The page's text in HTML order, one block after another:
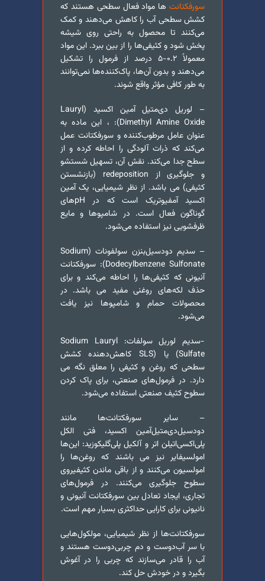
سورفکتانت‌ها مواد فعال سطحی هستند که
کشش سطحی آب را کاهش می‌دهند و کمک
می‌کنند تا محصول به راحتی روی شیشه
پخش شود و کثیفی‌ها را از بین ببرد. این مواد
معمولاً ۰.۲-۵ درصد از فرمول را تشکیل
می‌دهند و بدون آن‌ها، پاک‌کننده‌ها نمی‌توانند
به طور کافی مؤثر واقع شوند.
– لوریل دی‌متیل آمین اکسید (Lauryl
Dimethyl Amine Oxide): ، این ماده به
عنوان عامل مرطوب‌کننده و سورفکتانت عمل
می‌کند که ذرات آلودگی را احاطه کرده و از
سطح جدا می‌کند. نقش آن، تسهیل شستشو
و جلوگیری از redeposition (بازنشستن
کثیفی) می باشد. از نظر شیمیایی، یک آمین
اکسید آمفیوتریک است که در pH‌های
گوناگون فعال است. در شامپوها و مایع
ظرفشویی نیز استفاده می‌شود.
– سدیم دودسیل‌بنزن سولفونات (Sodium
Dodecylbenzene Sulfonate): سورفکتانت
آنیونی که کثیفی‌ها را احاطه می‌کند و برای
حذف لکه‌های روغنی مفید می باشد. در
محصولات حمام و شامپوها نیز یافت
می‌شود.
-سدیم لوریل سولفات: Sodium Lauryl
Sulfate) یا (SLS کاهش‌دهنده کشش
سطحی که روغن و کثیفی را معلق نگه می
دارد. در فرمول‌های صنعتی، برای پاک کردن
سطوح کثیف صنعتی استفاده می‌شود.
– سایر سورفکتانت‌ها مانند
دودسیل‌دی‌متیل‌آمین اکسید، فتی الکل
پلی‌اکسی‌اتیلن اتر و آلکیل پلی‌گلیکوزید: این‌ها
امولسیفایر نیز می باشند که روغن‌ها را
امولسیون می‌کنند و از باقی ماندن کثیفیروی
سطوح جلوگیری می‌کنند. در فرمول‌های
تجاری، ایجاد تعادل بین سورفکتانت آنیونی و
نانیونی برای کارایی حداکثری بسیار مهم است.
سورفکتانت‌ها از نظر شیمیایی، مولکول‌هایی
با سر آب‌دوست و دم چربی‌دوست هستند و
آب را قادر می‌سازند که چربی را در آغوش
بگیرد و در خودش حل کند.